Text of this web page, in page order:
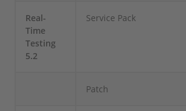
Real-
Time
Testing
5.2
Service Pack
Patch